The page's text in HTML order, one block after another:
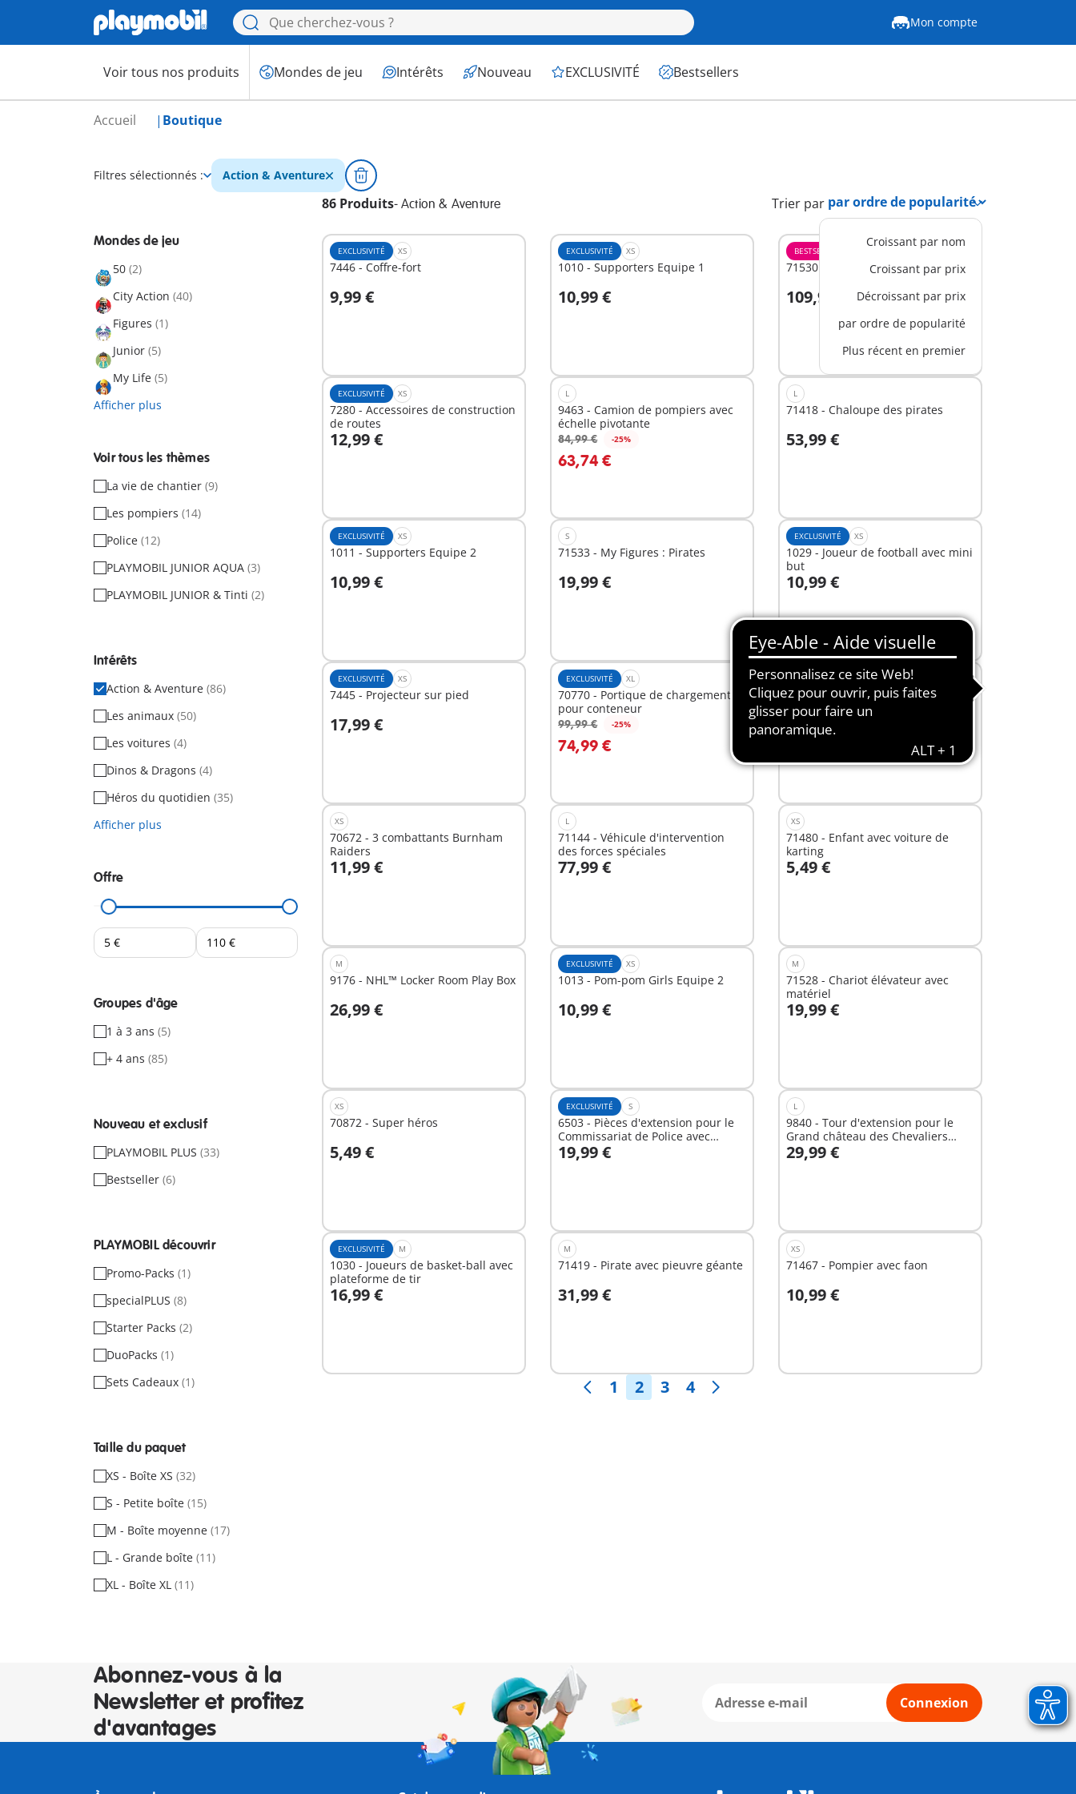
Mon compte
Voir tous nos produits Mondes de jeu Intérêts Nouveau EXCLUSIVITÉ Bestsellers
Accueil Boutique
Filtres sélectionnés : Action & Aventure
86 Produits- Action & Aventure Trier par
Croissant par nom
Croissant par prix
Décroissant par prix
par ordre de popularité
Plus récent en premier
Mondes de jeu
50 (2)
City Action (40)
Figures (1)
Junior (5)
My Life (5)
Afficher plus
Voir tous les thèmes
La vie de chantier (9)
Les pompiers (14)
Police (12)
PLAYMOBIL JUNIOR AQUA (3)
PLAYMOBIL JUNIOR & Tinti (2)
Intérêts
Action & Aventure (86)
Les animaux (50)
Les voitures (4)
Dinos & Dragons (4)
Héros du quotidien (35)
Afficher plus
Offre
Groupes d'âge
1 à 3 ans (5)
+ 4 ans (85)
Nouveau et exclusif
PLAYMOBIL PLUS (33)
Bestseller (6)
PLAYMOBIL découvrir
Promo-Packs (1)
specialPLUS (8)
Starter Packs (2)
DuoPacks (1)
Sets Cadeaux (1)
Taille du paquet
XS - Boîte XS (32)
S - Petite boîte (15)
M - Boîte moyenne (17)
L - Grande boîte (11)
XL - Boîte XL (11)
EXCLUSIVITÉ XS
7446 - Coffre-fort
9,99 €
Au panier
EXCLUSIVITÉ XS
1010 - Supporters Equipe 1
10,99 €
Au panier
BESTSELLER
71530 - Bateau pirates
109,99 €
Au panier
EXCLUSIVITÉ XS
7280 - Accessoires de construction
de routes
12,99 €
Au panier
L
9463 - Camion de pompiers avec
échelle pivotante
84,99 € -25%
63,74 €
L
71418 - Chaloupe des pirates
53,99 €
Au panier
EXCLUSIVITÉ XS
1011 - Supporters Equipe 2
10,99 €
Au panier
S
71533 - My Figures : Pirates
19,99 €
Au panier
EXCLUSIVITÉ XS
1029 - Joueur de football avec mini
but
10,99 €
Au panier
EXCLUSIVITÉ XS
7445 - Projecteur sur pied
17,99 €
Au panier
EXCLUSIVITÉ XL
70770 - Portique de chargement
pour conteneur
99,99 € -25%
74,99 €
EXCLUSIVITÉ M
70570 - Policier avec voiturette et
voleur à moto
29,99 €
Au panier
XS
70672 - 3 combattants Burnham
Raiders
11,99 €
Au panier
L
71144 - Véhicule d'intervention
des forces spéciales
77,99 €
Au panier
XS
71480 - Enfant avec voiture de
karting
5,49 €
Au panier
M
9176 - NHL™ Locker Room Play Box
26,99 €
Au panier
EXCLUSIVITÉ XS
1013 - Pom-pom Girls Equipe 2
10,99 €
Au panier
M
71528 - Chariot élévateur avec
matériel
19,99 €
Au panier
XS
70872 - Super héros
5,49 €
Au panier
EXCLUSIVITÉ S
6503 - Pièces d'extension pour le
Commissariat de Police avec
Prison/Système d'alarme
19,99 €
Au panier
L
9840 - Tour d'extension pour le
Grand château des Chevaliers
Novelmore
29,99 €
Au panier
EXCLUSIVITÉ M
1030 - Joueurs de basket-ball avec
plateforme de tir
16,99 €
Au panier
M
71419 - Pirate avec pieuvre géante
31,99 €
Au panier
XS
71467 - Pompier avec faon
10,99 €
Au panier
1 2 3 4
Abonnez-vous à la
Newsletter et profitez
d'avantages
Connexion